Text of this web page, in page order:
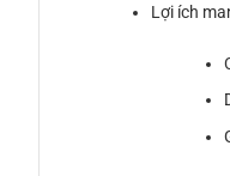
Lợi ích